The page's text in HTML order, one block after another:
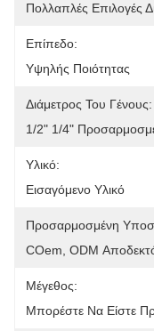
Πολλαπλές Επιλογές
Επίπεδο:
Υψηλής Ποιότητας
Διάμετρος Του Γένους:
1/2" 1/4"
Υλικό:
Εισαγόμενο Υλικό
Προσαρμοσμένη
COem, ODM
Μέγεθος:
Μπορέστε Να Είστε